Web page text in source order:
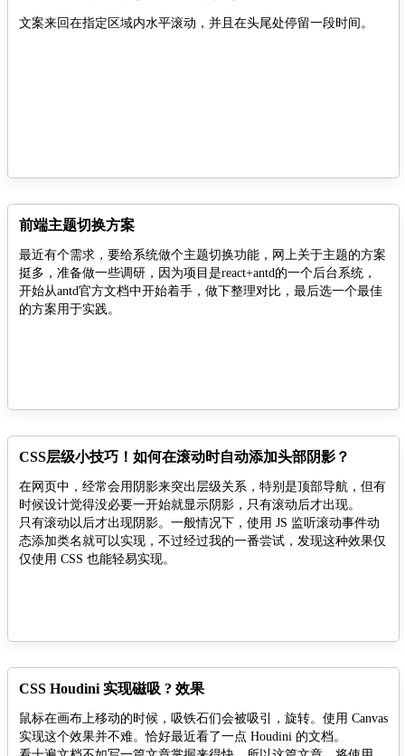
文案来回在指定区域内水平滚动，并且在头尾处停留一段时间。
前端主题切换方案
最近有个需求，要给系统做个主题切换功能，网上关于主题的方案
挺多，准备做一些调研，因为项目是react+antd的一个后台系统，
开始从antd官方文档中开始着手，做下整理对比，最后选一个最佳
的方案用于实践。
CSS层级小技巧！如何在滚动时自动添加头部阴影？
在网页中，经常会用阴影来突出层级关系，特别是顶部导航，但有
时候设计觉得没必要一开始就显示阴影，只有滚动后才出现。
只有滚动以后才出现阴影。一般情况下，使用 JS 监听滚动事件动
态添加类名就可以实现，不过经过我的一番尝试，发现这种效果仅
仅使用 CSS 也能轻易实现。
CSS Houdini 实现磁吸 ? 效果
鼠标在画布上移动的时候，吸铁石们会被吸引，旋转。使用 Canvas
实现这个效果并不难。恰好最近看了一点 Houdini 的文档。